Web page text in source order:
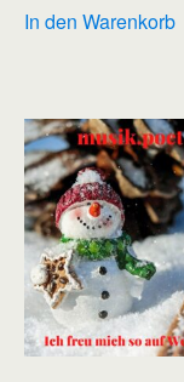
In den Warenkorb